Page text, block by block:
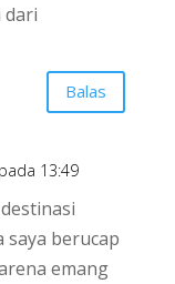
dari
Balas
13:49
saya berucap
emang